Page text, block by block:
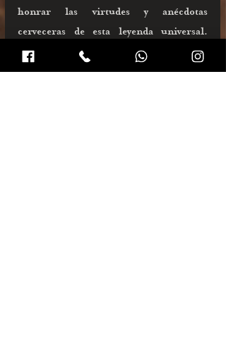
honrar las virtudes y anécdotas
cerveceras de esta leyenda universal.
Por esa razón compartimos su historia,
levantamos nuestro tarro y decimos